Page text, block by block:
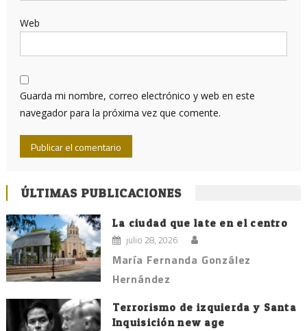
Web
Guarda mi nombre, correo electrónico y web en este
navegador para la próxima vez que comente.
ÚLTIMAS PUBLICACIONES
La ciudad que late en el centro
julio 28, 2026
María Fernanda González
Hernández
Terrorismo de izquierda y Santa
Inquisición new age